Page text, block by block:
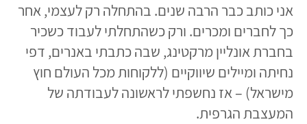
אני כותב כבר הרבה שנים. בהתחלה רק לעצמי, אחר
כך לחברים ומכרים. ורק כשהתחלתי לעבוד כשכיר
בחברת אונליין מרקטינג, שבה כתבתי באנרים, דפי
נחיתה ומיילים שיווקיים (ללקוחות מכל העולם חוץ
מישראל) – אז נחשפתי לראשונה לעבודתה של
המעצבת הגרפית.